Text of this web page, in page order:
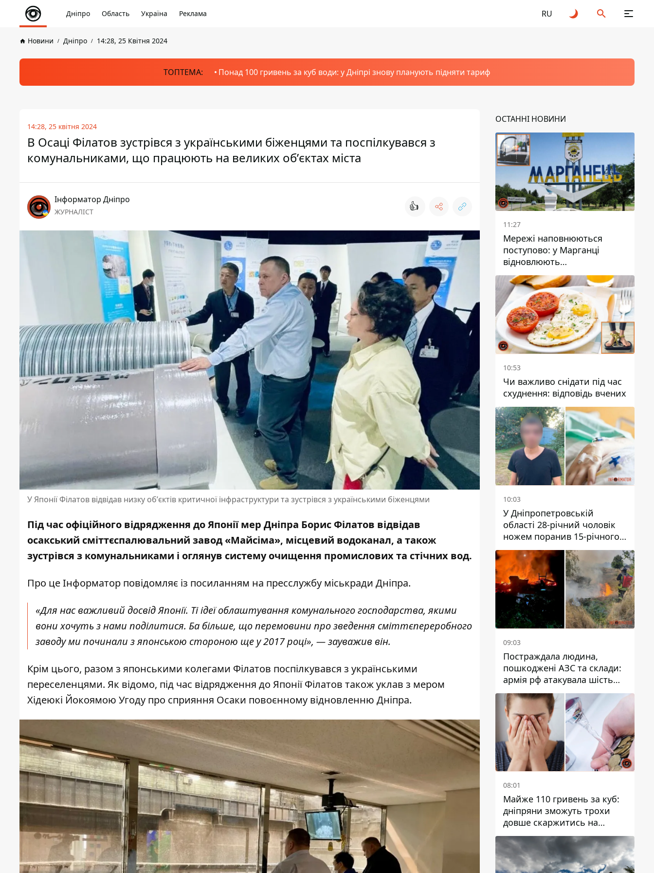
Дніпро Область Україна Реклама RU
Новини Дніпро 14:28, 25 Квітня 2024
ТОПТЕМА: Понад 100 гривень за куб води: у Дніпрі знову планують підняти тариф
14:28, 25 квітня 2024
В Осаці Філатов зустрівся з українськими біженцями та поспілкувався з
комунальниками, що працюють на великих обʼєктах міста
Інформатор Дніпро
ЖУРНАЛІСТ 👍
У Японії Філатов відвідав низку обʼєктів критичної інфраструктури та зустрівся з українськими біженцями
Під час офіційного відрядження до Японії мер Дніпра Борис Філатов відвідав
осакський сміттєспалювальний завод «Майсіма», місцевий водоканал, а також
зустрівся з комунальниками і оглянув систему очищення промислових та стічних вод.
Про це Інформатор повідомляє із посиланням на пресслужбу міськради Дніпра.
«Для нас важливий досвід Японії. Ті ідеї облаштування комунального господарства, якими
вони хочуть з нами поділитися. Ба більше, що перемовини про зведення сміттєпереробного
заводу ми починали з японською стороною ще у 2017 році», — зауважив він.
Крім цього, разом з японськими колегами Філатов поспілкувався з українськими
переселенцями. Як відомо, під час відрядження до Японії Філатов також уклав з мером
Хідеюкі Йокоямою Угоду про сприяння Осаки повоєнному відновленню Дніпра.
ОСТАННІ НОВИНИ
11:27
Мережі наповнюються
поступово: у Марганці
відновлюють
водопостачання
10:53
Чи важливо снідати під час
схуднення: відповідь вчених
10:03
У Дніпропетровській
області 28-річний чоловік
ножем поранив 15-річного
хлопця
09:03
Постраждала людина,
пошкоджені АЗС та склади:
армія рф атакувала шість
районів Дніпропетровської
області
08:01
Майже 110 гривень за куб:
дніпряни зможуть трохи
довше скаржитись на
заплановані тарифи на воду
на 2027 рік